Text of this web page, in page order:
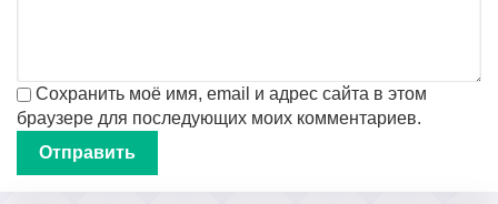
Сохранить моё имя, email и адрес сайта в этом
браузере для последующих моих комментариев.